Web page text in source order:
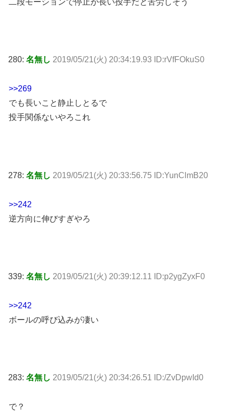
280: 名無し 2019/05/21(火) 20:34:19.93 ID:rVfFOkuS0
>>269
でも長いこと静止しとるで
投手関係ないやろこれ
278: 名無し 2019/05/21(火) 20:33:56.75 ID:YunClmB20
>>242
逆方向に伸びすぎやろ
339: 名無し 2019/05/21(火) 20:39:12.11 ID:p2ygZyxF0
>>242
ボールの呼び込みが凄い
283: 名無し 2019/05/21(火) 20:34:26.51 ID:/ZvDpwId0
で？